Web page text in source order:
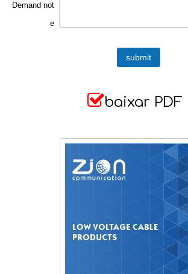
Demand not
e
submit
baixar PDF